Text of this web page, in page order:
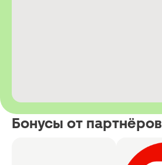
Бонусы от партнёров